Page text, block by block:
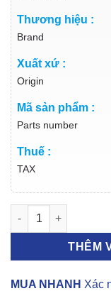
Thương hiệu :
Brand
Xuất xứ :
Origin
Mã sản phẩm :
Parts number
Thuế :
TAX
CẢM BIẾN CỐT
THÊM
MUA NHANH Xác